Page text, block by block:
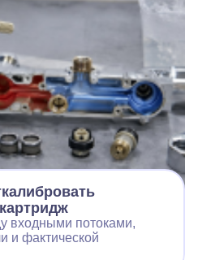
входными потоками,
и фактической